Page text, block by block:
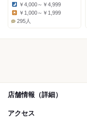
Dinner:
￥4,000～￥4,999
￥1,000～￥1,999
295人
店舗情報（詳細）
アクセス